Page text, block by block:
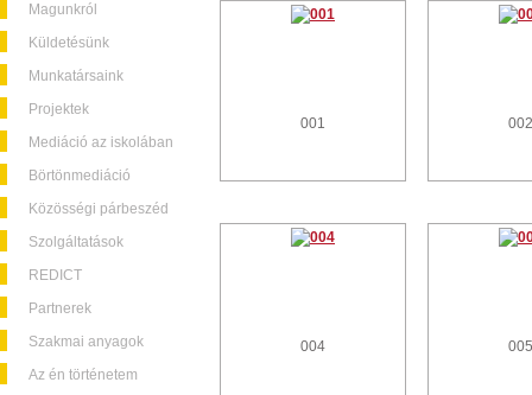
Magunkról
Küldetésünk
Munkatársaink
Projektek
Mediáció az iskolában
Börtönmediáció
Közösségi párbeszéd
Szolgáltatások
REDICT
Partnerek
Szakmai anyagok
Az én történetem
001 002
004 005